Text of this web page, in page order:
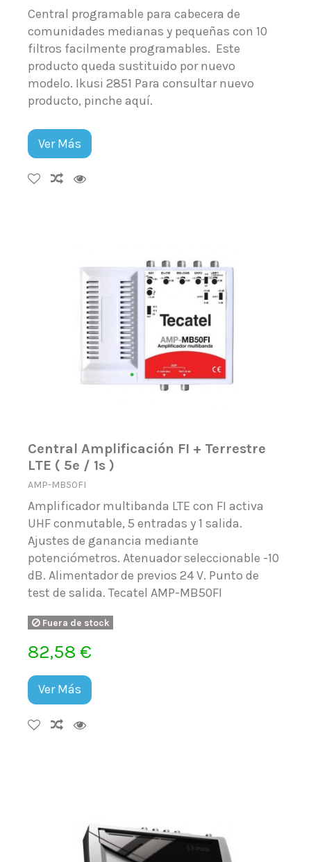
Central programable para cabecera de
comunidades medianas y pequeñas con 10
filtros facilmente programables. Este
producto queda sustituido por nuevo
modelo. Ikusi 2851 Para consultar nuevo
producto, pinche aquí.
Ver Más
Central Amplificación FI + Terrestre
LTE ( 5e / 1s )
AMP-MB50FI
Amplificador multibanda LTE con FI activa
UHF conmutable, 5 entradas y 1 salida.
Ajustes de ganancia mediante
potenciómetros. Atenuador seleccionable -10
dB. Alimentador de previos 24 V. Punto de
test de salida. Tecatel AMP-MB50FI
Fuera de stock
82,58 €
Ver Más